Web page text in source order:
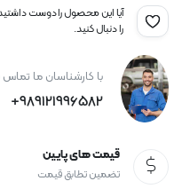
آیا این محصول را دوست
را دنبال کنید.
با کارشناسان ما تماس
989121996582+
قیمت های پایین
تضمین تطابق قیمت